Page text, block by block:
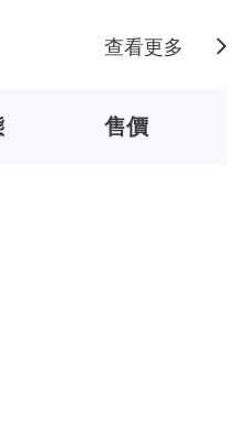
查看更多
售價